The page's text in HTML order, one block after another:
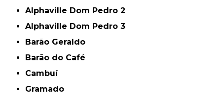
Alphaville Dom Pedro 2
Alphaville Dom Pedro 3
Barão Geraldo
Barão do Café
Cambuí
Gramado